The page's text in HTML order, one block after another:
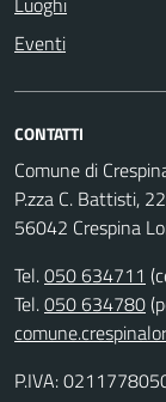
Eventi
CONTATTI
Comune di
P.zza C. Battisti, 22
56042 Crespina
Tel.050 634711
Tel.050 634780
P.IVA: